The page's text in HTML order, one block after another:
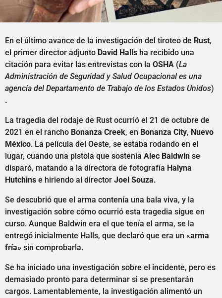
En el último avance de la investigación del tiroteo de Rust,
el primer director adjunto David Halls ha recibido una
citación para evitar las entrevistas con la OSHA (La
Administración de Seguridad y Salud Ocupacional es una
agencia del Departamento de Trabajo de los Estados Unidos)
.
La tragedia del rodaje de Rust ocurrió el 21 de octubre de
2021 en el rancho Bonanza Creek, en Bonanza City, Nuevo
México. La película del Oeste, se estaba rodando en el
lugar, cuando una pistola que sostenía Alec Baldwin se
disparó, matando a la directora de fotografía Halyna
Hutchins e hiriendo al director Joel Souza.
Se descubrió que el arma contenía una bala viva, y la
investigación sobre cómo ocurrió esta tragedia sigue en
curso. Aunque Baldwin era el que tenía el arma, se la
entregó inicialmente Halls, que declaró que era un «arma
fría» sin comprobarla.
Se ha iniciado una investigación sobre el incidente, pero es
demasiado pronto para determinar si se presentarán
cargos. Lamentablemente, la investigación alimentó un